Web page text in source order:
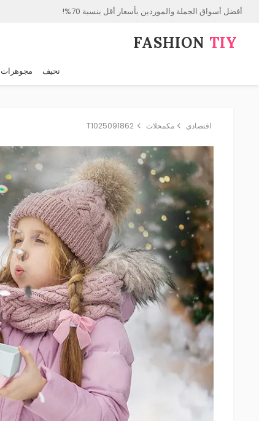
أفضل أسواق الجملة والموردين بأسعار أقل بنسبة 70%!
FASHION⁠ TIY
نحيف مجوهرات
اقتصادي مكمحلات T1025091862